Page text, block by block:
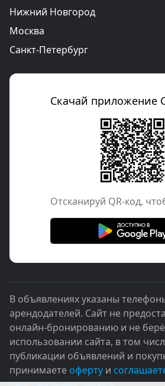
Нижний Новгород
Москва
Санкт-Петербург
Скачай приложение
Отcканируй QR-код,
В объявлениях указаны
арендодателей. Сайт не
онлайн-бронированию и не
использовании сайта, в том
публикации объявлений и
принимаете оферту и